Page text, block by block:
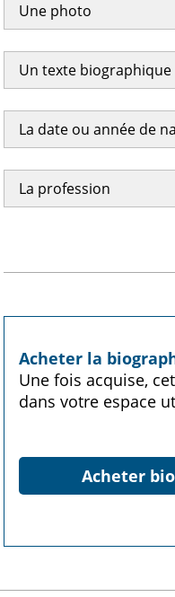
Une photo
Un texte biographique
La date ou année de
La profession
Acheter la
Une fois acquise,
dans votre espace
Acheter